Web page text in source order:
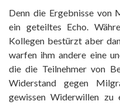
Denn die Ergebnisse von
ein geteiltes Echo.
Kollegen bestürzt aber
warfen ihm andere eine
die die Teilnehmer von
Widerstand gegen
gewissen Widerwillen zu